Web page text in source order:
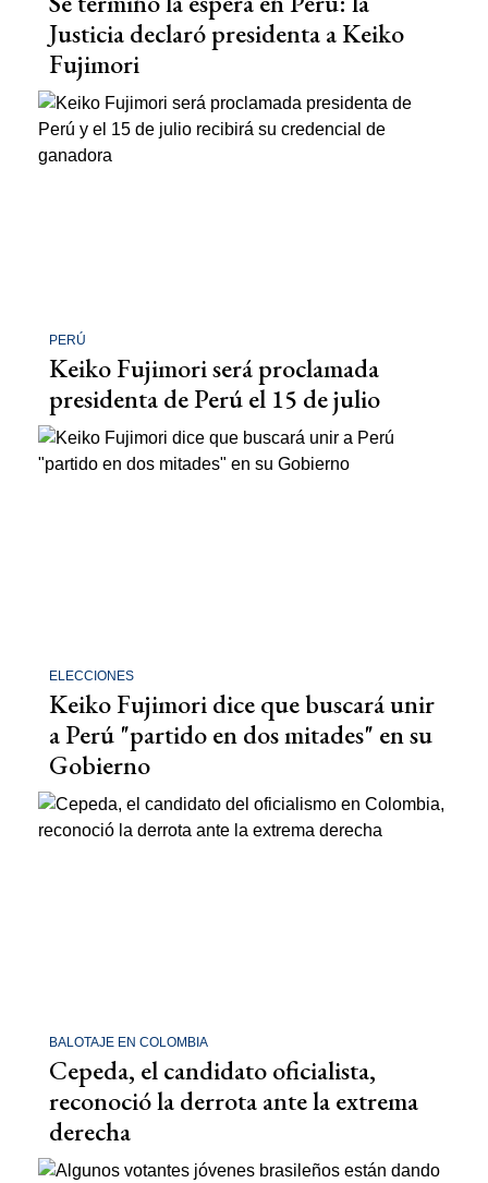
Justicia declaró presidenta a Keiko
Fujimori
PERÚ
Keiko Fujimori será proclamada
presidenta de Perú el 15 de julio
ELECCIONES
Keiko Fujimori dice que buscará unir
a Perú "partido en dos mitades" en su
Gobierno
BALOTAJE EN COLOMBIA
Cepeda, el candidato oficialista,
reconoció la derrota ante la extrema
derecha